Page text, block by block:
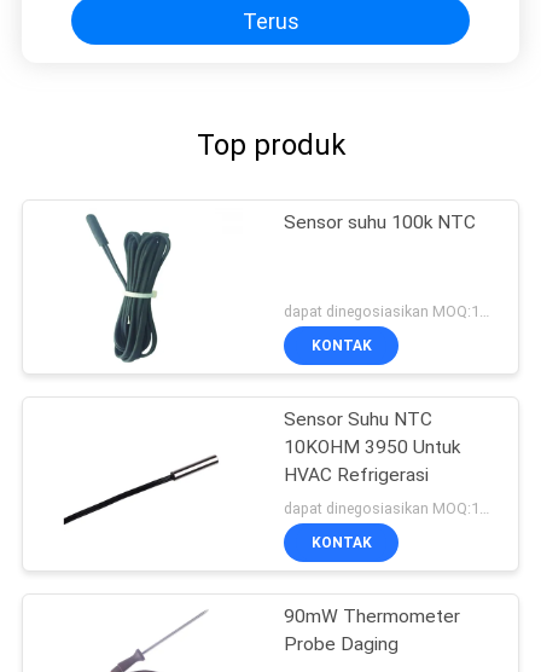
Terus
Top produk
Sensor suhu 100k NTC
dapat dinegosiasikan MOQ:1000PCS
KONTAK
Sensor Suhu NTC
10KOHM 3950 Untuk
HVAC Refrigerasi
KONTAK
90mW Thermometer
Probe Daging